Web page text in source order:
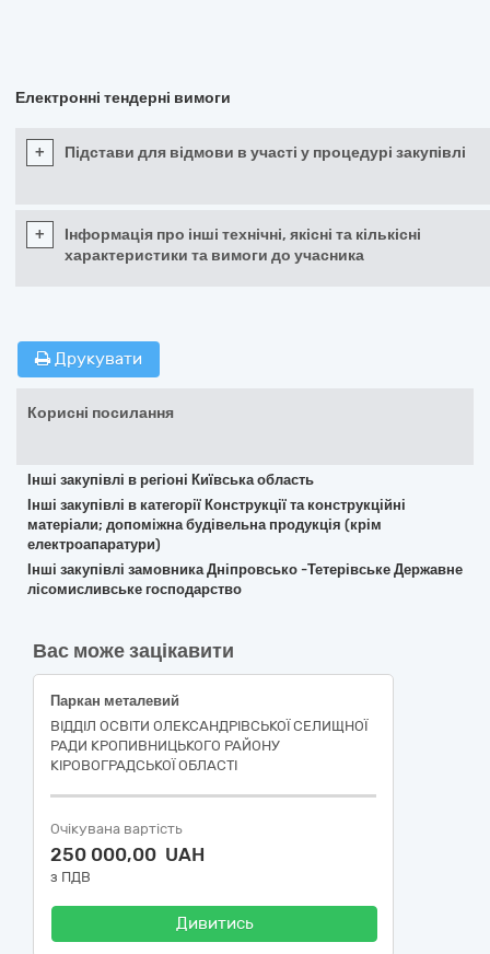
Електронні тендерні вимоги
+ Підстави для відмови в участі у процедурі закупівлі
+
Інформація про інші технічні, якісні та кількісні
характеристики та вимоги до учасника
Друкувати
Корисні посилання
Інші закупівлі в регіоні Київська область
Інші закупівлі в категорії Конструкції та конструкційні
матеріали; допоміжна будівельна продукція (крім
електроапаратури)
Інші закупівлі замовника Дніпровсько -Тетерівське Державне
лісомисливське господарство
Вас може зацікавити
Паркан металевий
ВІДДІЛ ОСВІТИ ОЛЕКСАНДРІВСЬКОЇ СЕЛИЩНОЇ
РАДИ КРОПИВНИЦЬКОГО РАЙОНУ
КІРОВОГРАДСЬКОЇ ОБЛАСТІ
Очікувана вартість
250 000,00 UAH
з ПДВ
Дивитись